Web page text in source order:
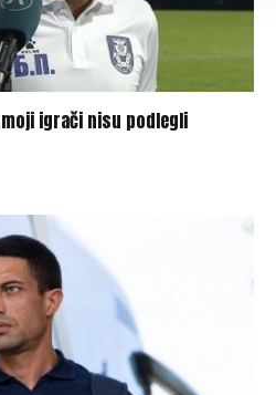
igrači nisu podlegli